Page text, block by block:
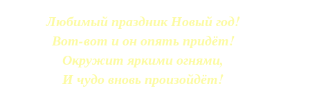
Любимый праздник Новый год!
Вот-вот и он опять придёт!
Окружит яркими огнями,
И чудо вновь произойдёт!